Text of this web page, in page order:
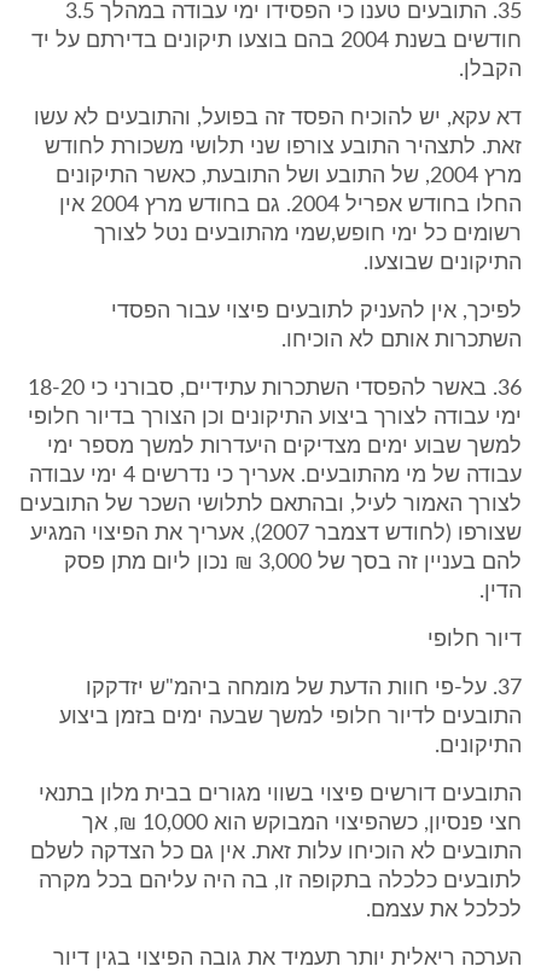
35. התובעים טענו כי הפסידו ימי עבודה במהלך 3.5
חודשים בשנת 2004 בהם בוצעו תיקונים בדירתם על יד
הקבלן.
דא עקא, יש להוכיח הפסד זה בפועל, והתובעים לא עשו
זאת. לתצהיר התובע צורפו שני תלושי משכורת לחודש
מרץ 2004, של התובע ושל התובעת, כאשר התיקונים
החלו בחודש אפריל 2004. גם בחודש מרץ 2004 אין
רשומים כל ימי חופש,שמי מהתובעים נטל לצורך
התיקונים שבוצעו.
לפיכך, אין להעניק לתובעים פיצוי עבור הפסדי
השתכרות אותם לא הוכיחו.
36. באשר להפסדי השתכרות עתידיים, סבורני כי 18-20
ימי עבודה לצורך ביצוע התיקונים וכן הצורך בדיור חלופי
למשך שבוע ימים מצדיקים היעדרות למשך מספר ימי
עבודה של מי מהתובעים. אעריך כי נדרשים 4 ימי עבודה
לצורך האמור לעיל, ובהתאם לתלושי השכר של התובעים
שצורפו (לחודש דצמבר 2007), אעריך את הפיצוי המגיע
להם בעניין זה בסך של 3,000 ₪ נכון ליום מתן פסק
הדין.
דיור חלופי
37. על-פי חוות הדעת של מומחה ביהמ"ש יזדקקו
התובעים לדיור חלופי למשך שבעה ימים בזמן ביצוע
התיקונים.
התובעים דורשים פיצוי בשווי מגורים בבית מלון בתנאי
חצי פנסיון, כשהפיצוי המבוקש הוא 10,000 ₪, אך
התובעים לא הוכיחו עלות זאת. אין גם כל הצדקה לשלם
לתובעים כלכלה בתקופה זו, בה היה עליהם בכל מקרה
לכלכל את עצמם.
הערכה ריאלית יותר תעמיד את גובה הפיצוי בגין דיור